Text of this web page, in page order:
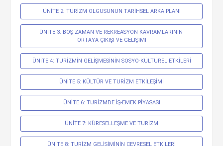
ÜNİTE 2: TURİZM OLGUSUNUN TARİHSEL ARKA PLANI
ÜNİTE 3: BOŞ ZAMAN VE REKREASYON KAVRAMLARININ
ORTAYA ÇIKIŞI VE GELİŞİMİ
ÜNİTE 4: TURİZMİN GELİŞMESİNİN SOSYO-KÜLTÜREL ETKİLERİ
ÜNİTE 5: KÜLTÜR VE TURİZM ETKİLEŞİMİ
ÜNİTE 6: TURİZMDE İŞ-EMEK PİYASASI
ÜNİTE 7: KÜRESELLEŞME VE TURİZM
ÜNİTE 8: TURİZM GELİŞİMİNİN ÇEVRESEL ETKİLERİ